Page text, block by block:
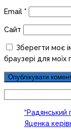
Email *
Сайт
Зберегти моє
браузері для моїх
“Радянський
Яценка